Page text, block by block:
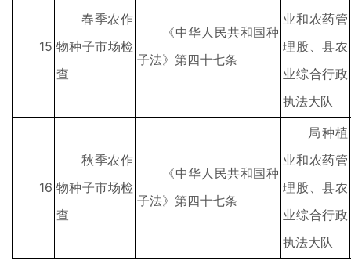
15
春季农作
物种子市场检
查
《中华人民共和国种
子法》第四十七条
业和农药管
理股、县农
业综合行政
执法大队
16
秋季农作
物种子市场检
查
《中华人民共和国种
子法》第四十七条
局种植
业和农药管
理股、县农
业综合行政
执法大队